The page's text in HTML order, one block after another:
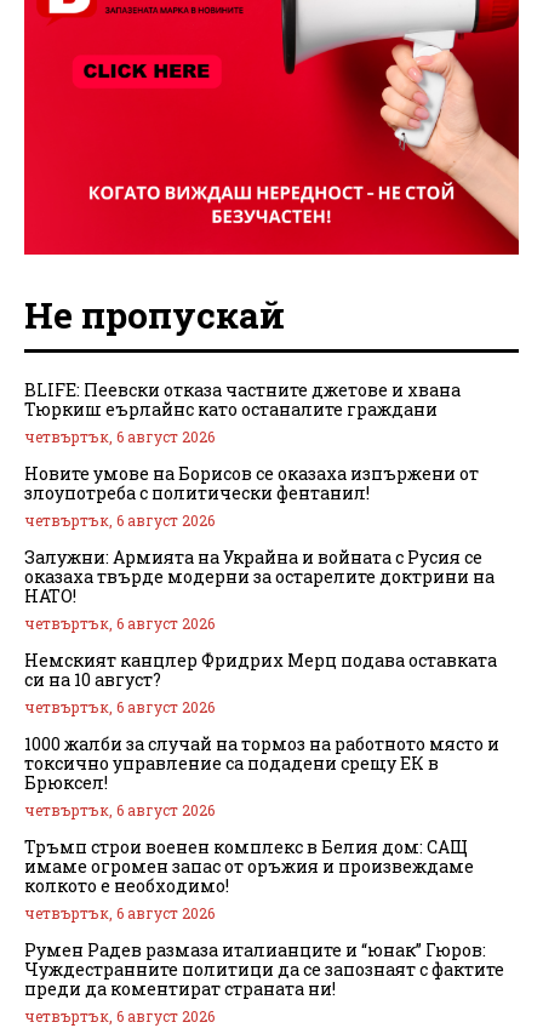
Не пропускай
BLIFE: Пеевски отказа частните джетове и хвана
Тюркиш еърлайнс като останалите граждани
четвъртък, 6 август 2026
Новите умове на Борисов се оказаха изпържени от
злоупотреба с политически фентанил!
четвъртък, 6 август 2026
Залужни: Армията на Украйна и войната с Русия се
оказаха твърде модерни за остарелите доктрини на
НАТО!
четвъртък, 6 август 2026
Немският канцлер Фридрих Мерц подава оставката
си на 10 август?
четвъртък, 6 август 2026
1000 жалби за случай на тормоз на работното място и
токсично управление са подадени срещу ЕК в
Брюксел!
четвъртък, 6 август 2026
Тръмп строи военен комплекс в Белия дом: САЩ
имаме огромен запас от оръжия и произвеждаме
колкото е необходимо!
четвъртък, 6 август 2026
Румен Радев размаза италианците и “юнак” Гюров:
Чуждестранните политици да се запознаят с фактите
преди да коментират страната ни!
четвъртък, 6 август 2026